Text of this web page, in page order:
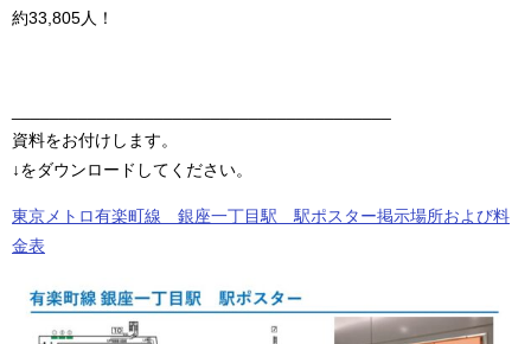
約33,805人！
資料をお付けします。
↓をダウンロードしてください。
東京メトロ有楽町線 銀座一丁目駅 駅ポスター掲示場所および料
金表